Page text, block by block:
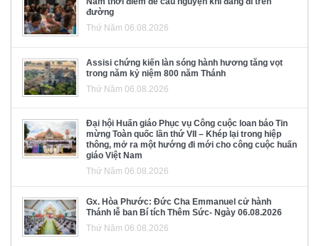
đường
Thứ Năm 06.08.2026
Assisi chứng kiến làn sóng hành hương tăng vọt
trong năm kỷ niệm 800 năm Thánh
Thứ Năm 06.08.2026
Đại hội Huấn giáo Phục vụ Công cuộc loan báo Tin
mừng Toàn quốc lần thứ VII – Khép lại trong hiệp
thông, mở ra một hướng đi mới cho công cuộc huấn
giáo Việt Nam
Thứ Năm 06.08.2026
Gx. Hòa Phước: Đức Cha Emmanuel cử hành
Thánh lễ ban Bí tích Thêm Sức- Ngày 06.08.2026
Thứ Năm 06.08.2026